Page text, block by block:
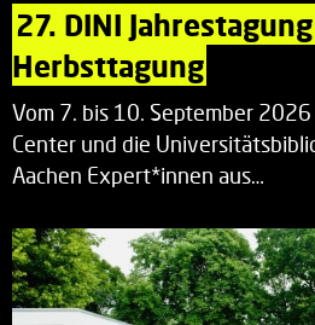
27. DINI
Herbsttagung
Vom 7. bis 10. September
Center und die
Aachen Expert*innen aus…